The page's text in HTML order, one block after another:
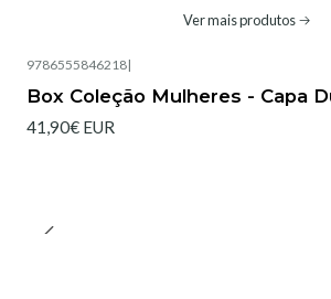
Ver mais produtos
9786555846218|
Box Coleção Mulheres - Capa
41,90€ EUR